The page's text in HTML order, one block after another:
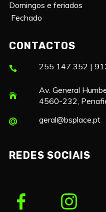
Domingos e feriados
Fechado
CONTACTOS
255 147 352 |
Av. General
4560-232,
geral@bsplace.pt
REDES SOCIAIS